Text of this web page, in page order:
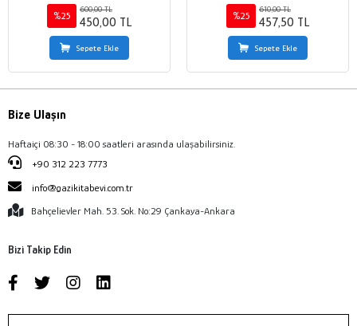
%25
600,00 TL
450,00 TL
Sepete Ekle
%25
610,00 TL
457,50 TL
Sepete Ekle
Bize Ulaşın
Haftaiçi 08:30 - 18:00 saatleri arasında ulaşabilirsiniz.
+90 312 223 7773
info@gazikitabevi.com.tr
Bahçelievler Mah. 53. Sok. No:29 Çankaya-Ankara
Bizi Takip Edin